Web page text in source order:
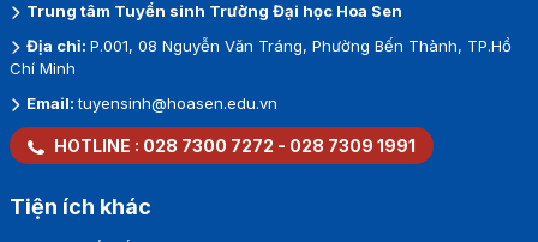
Trung tâm Tuyển sinh Trường Đại học Hoa Sen
Địa chỉ: P.001, 08 Nguyễn Văn Tráng, Phường Bến Thành, TP.Hồ
Chí Minh
Email:tuyensinh@hoasen.edu.vn
HOTLINE : 028 7300 7272 - 028 7309 1991
Tiện ích khác